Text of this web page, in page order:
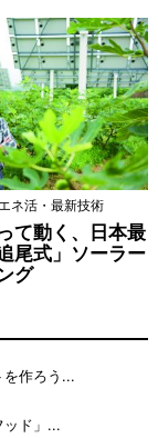
ネ活・最新技術
て動く、日本最
尾式」ソーラー
グ
を作ろう...
ッド」...